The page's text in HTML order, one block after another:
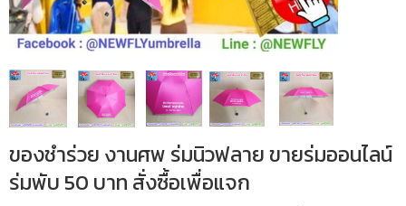
ของชำร่วย งานศพ ร่มนิวฟลาย ขายร่มออนไลน์
ร่มพับ 50 บาท สั่งซื้อเพื่อแจก